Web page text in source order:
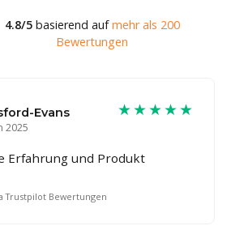
4.8/5basierend aufmehr als 200
Bewertungen
Evans
2025
★★★★★
Erfahrung und Produkt
Trustpilot Bewertungen